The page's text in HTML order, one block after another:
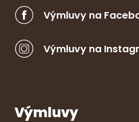
Výmluvy na
Výmluvy na
Výmluvy